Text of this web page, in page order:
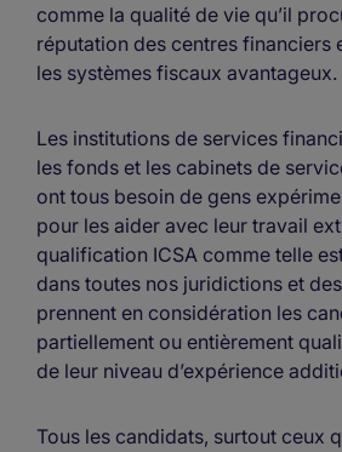
comme la qualité de vie qu’il
réputation des centres financiers
les systèmes fiscaux avantageux.
Les institutions de services
les fonds et les cabinets de
ont tous besoin de gens
pour les aider avec leur travail
qualification ICSA comme telle
dans toutes nos juridictions et
prennent en considération les
partiellement ou entièrement
de leur niveau d’expérience
Tous les candidats, surtout ceux